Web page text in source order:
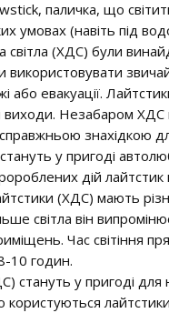
паличка, що
умовах (навіть під
світла (ХДС) були
використовувати
або евакуації.
Незабаром ХДС
справжньою знахідкою
у пригоді
дій
(ХДС) мають
світла він
Час світіння
10 годин.
стануть у пригоді для
користуються